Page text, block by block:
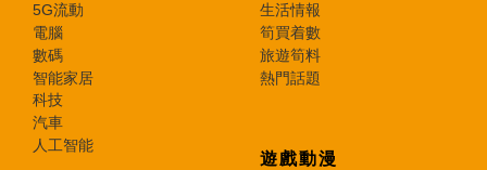
5G流動
電腦
數碼
智能家居
科技
汽車
人工智能
生活情報
筍買着數
旅遊筍料
熱門話題
遊戲動漫